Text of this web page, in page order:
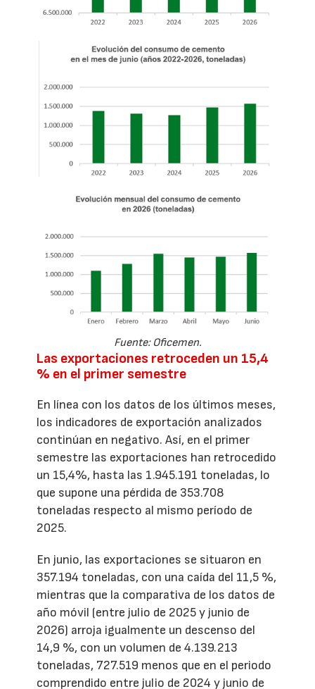
Fuente: Oficemen.
Las exportaciones retroceden un 15,4
% en el primer semestre
En línea con los datos de los últimos meses,
los indicadores de exportación analizados
continúan en negativo. Así, en el primer
semestre las exportaciones han retrocedido
un 15,4%, hasta las 1.945.191 toneladas, lo
que supone una pérdida de 353.708
toneladas respecto al mismo período de
2025.
En junio, las exportaciones se situaron en
357.194 toneladas, con una caída del 11,5 %,
mientras que la comparativa de los datos de
año móvil (entre julio de 2025 y junio de
2026) arroja igualmente un descenso del
14,9 %, con un volumen de 4.139.213
toneladas, 727.519 menos que en el periodo
comprendido entre julio de 2024 y junio de